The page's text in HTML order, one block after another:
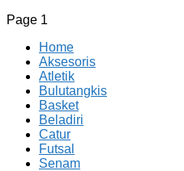
Page 1
Home
Aksesoris
Atletik
Bulutangkis
Basket
Beladiri
Catur
Futsal
Senam